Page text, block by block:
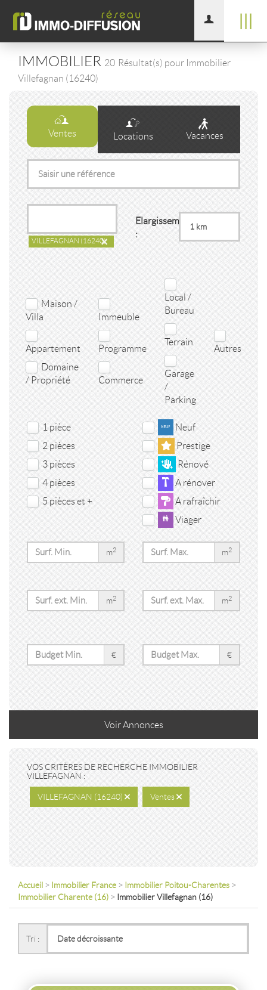
IMMOBILIER 20 Résultat(s) pour Immobilier
Villefagnan (16240)
Ventes Locations Vacances
×
VILLEFAGNAN (16240)
Elargissement
:
Maison /
Villa
Appartement
Domaine
/ Propriété
Immeuble
Programme
Commerce
Local /
Bureau
Terrain
Garage
/
Parking
Autres
1 pièce
2 pièces
3 pièces
4 pièces
5 pièces et +
Neuf
Prestige
Rénové
A rénover
A rafraîchir
Viager
m2 m2
m2 m2
€ €
VoirAnnonces
VOS CRITÈRES DE RECHERCHE IMMOBILIER
VILLEFAGNAN :
VILLEFAGNAN (16240) Ventes
Accueil > Immobilier France > Immobilier Poitou-Charentes >
Immobilier Charente (16) > Immobilier Villefagnan (16)
Tri :
VENTEMAISON VILLEFAGNAN(16240)
MAISON VILLEFAGNAN